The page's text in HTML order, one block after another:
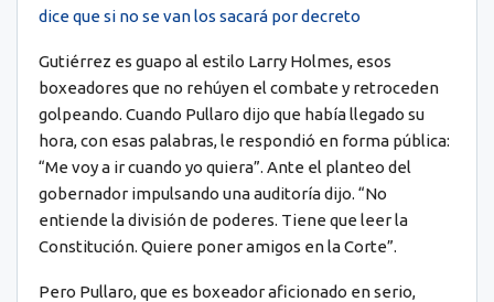
dice que si no se van los sacará por decreto
Gutiérrez es guapo al estilo Larry Holmes, esos
boxeadores que no rehúyen el combate y retroceden
golpeando. Cuando Pullaro dijo que había llegado su
hora, con esas palabras, le respondió en forma pública:
“Me voy a ir cuando yo quiera”. Ante el planteo del
gobernador impulsando una auditoría dijo. “No
entiende la división de poderes. Tiene que leer la
Constitución. Quiere poner amigos en la Corte”.
Pero Pullaro, que es boxeador aficionado en serio,